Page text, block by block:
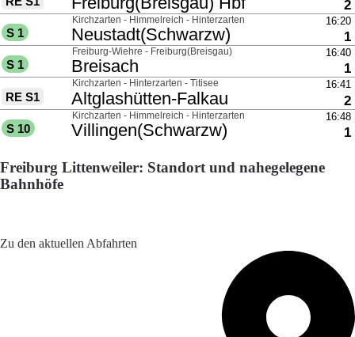
Freiburg Littenweiler: Standort und nahegelegene
Bahnhöfe
Zu den aktuellen Abfahrten